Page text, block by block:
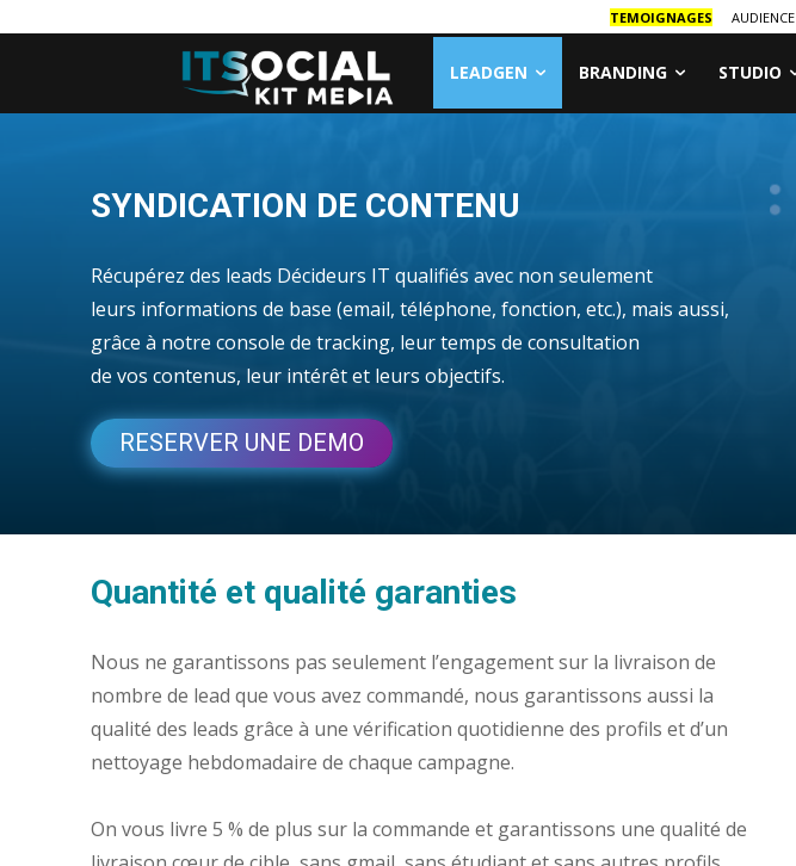
TEMOIGNAGES AUDIENCE
LEADGEN BRANDING STUDIO
SYNDICATION DE CONTENU
Récupérez des leads Décideurs IT qualifiés avec non seulement
leurs informations de base (email, téléphone, fonction, etc.), mais aussi,
grâce à notre console de tracking, leur temps de consultation
de vos contenus, leur intérêt et leurs objectifs.
RESERVER UNE DEMO
Quantité et qualité garanties
Nous ne garantissons pas seulement l’engagement sur la livraison de
nombre de lead que vous avez commandé, nous garantissons aussi la
qualité des leads grâce à une vérification quotidienne des profils et d’un
nettoyage hebdomadaire de chaque campagne.
On vous livre 5 % de plus sur la commande et garantissons une qualité de